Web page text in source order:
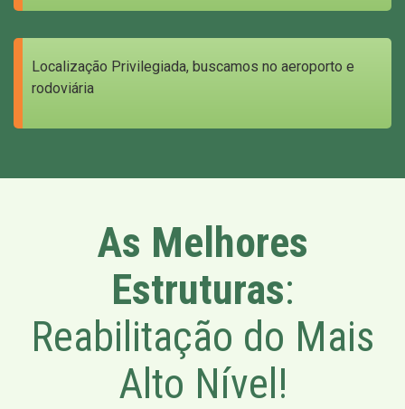
Localização Privilegiada, buscamos no aeroporto e
rodoviária
As Melhores
Estruturas:
Reabilitação do Mais
Alto Nível!